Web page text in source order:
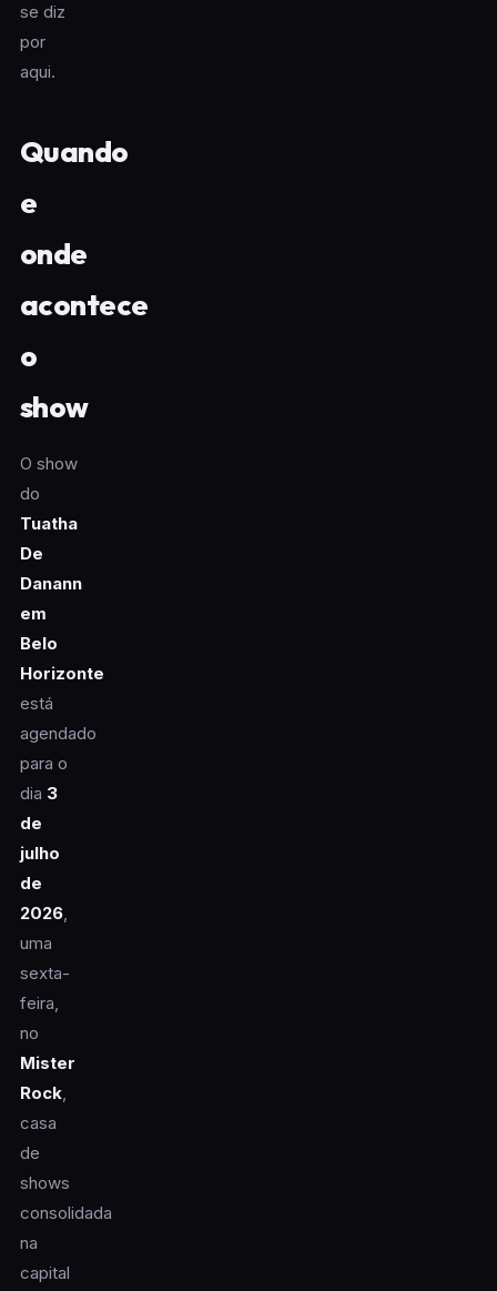
se diz
por
aqui.
Quando
e
onde
acontece
o
show
O show
do
Tuatha
De
Danann
em
Belo
Horizonte
está
agendado
para o
dia 3
de
julho
de
2026,
uma
sexta-
feira,
no
Mister
Rock,
casa
de
shows
consolidada
na
capital